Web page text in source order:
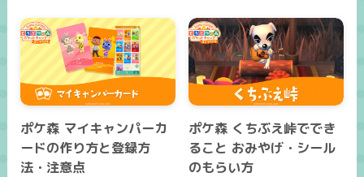
ポケ森 マイキャンパーカ
ードの作り方と登録方
法・注意点
ポケ森 くちぶえ峠ででき
ること おみやげ・シール
のもらい方